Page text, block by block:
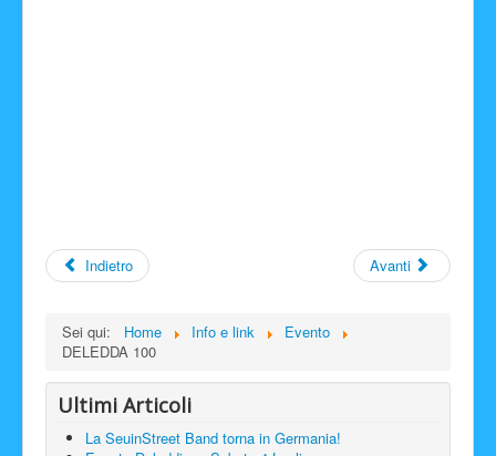
Indietro Avanti
Sei qui: Home Info e link
Evento
DELEDDA 100
Ultimi Articoli
La SeuinStreet Band torna in Germania!